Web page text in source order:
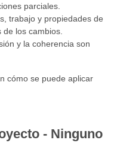
parciales.
trabajo y propiedades de
de los cambios.
y la coherencia son
cómo se puede aplicar
- Ninguno